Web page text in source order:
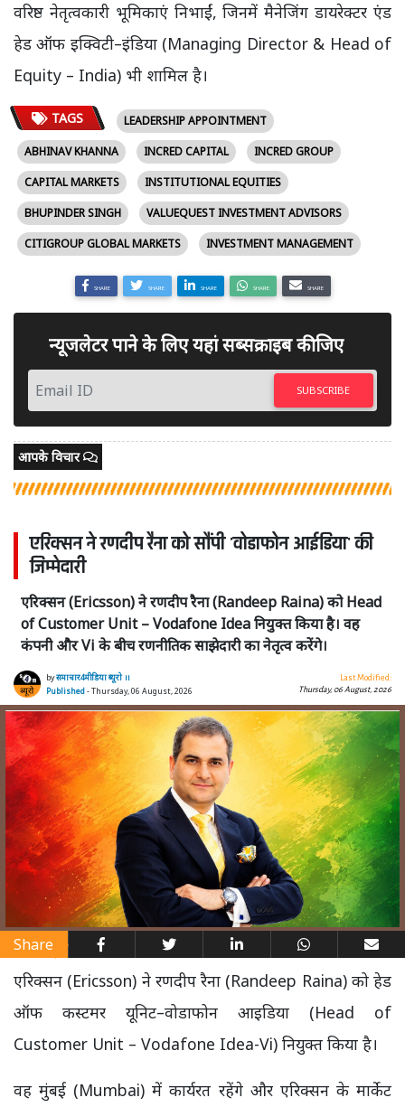
वरिष्ठ नेतृत्वकारी भूमिकाएं निभाईं, जिनमें मैनेजिंग डायरेक्टर एंड
हेड ऑफ इक्विटी–इंडिया (Managing Director & Head of
Equity – India) भी शामिल है।
TAGS
LEADERSHIP APPOINTMENT
ABHINAV KHANNA
INCRED CAPITAL
INCRED GROUP
CAPITAL MARKETS
INSTITUTIONAL EQUITIES
BHUPINDER SINGH
VALUEQUEST INVESTMENT ADVISORS
CITIGROUP GLOBAL MARKETS
INVESTMENT MANAGEMENT
SHARE SHARE SHARE SHARE SHARE
न्यूजलेटर पाने के लिए यहां सब्सक्राइब कीजिए
SUBSCRIBE
आपके विचार
एरिक्सन ने रणदीप रैना को सौंपी 'वोडाफोन आईडिया' की
जिम्मेदारी
एरिक्सन (Ericsson) ने रणदीप रैना (Randeep Raina) को Head
of Customer Unit – Vodafone Idea नियुक्त किया है। वह
कंपनी और Vi के बीच रणनीतिक साझेदारी का नेतृत्व करेंगे।
byसमाचार4मीडिया ब्यूरो ।।
Published - Thursday, 06 August, 2026
Last Modified:
Thursday, 06 August, 2026
Share
एरिक्सन (Ericsson) ने रणदीप रैना (Randeep Raina) को हेड
ऑफ कस्टमर यूनिट–वोडाफोन आइडिया (Head of
Customer Unit – Vodafone Idea-Vi) नियुक्त किया है।
वह मुंबई (Mumbai) में कार्यरत रहेंगे और एरिक्सन के मार्केट